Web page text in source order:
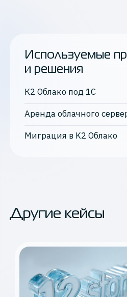
Используемые
и решения
К2 Облако под 1С
Аренда облачного
Миграция в K2 Облако
Другие кейсы